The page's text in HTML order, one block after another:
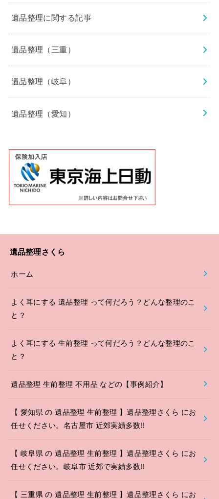
遺品整理に関する記事
遺品整理（三重）
遺品整理（岐阜）
遺品整理（愛知）
遺品整理さくら
ホーム
よく耳にする 遺品整理 って何だろう？どんな整理のこ
と？
よく耳にする 生前整理 って何だろう？どんな整理のこ
と？
遺品整理 生前整理 不用品 などの【事例紹介】
【 愛知県 の 遺品整理 生前整理 】遺品整理さくら にお
任せください。名古屋市 近郊実績多数!!
【 岐阜県 の 遺品整理 生前整理 】遺品整理さくら にお
任せください。岐阜市 近郊で実績多数!!
【 三重県 の 遺品整理 生前整理 】遺品整理さくら にお